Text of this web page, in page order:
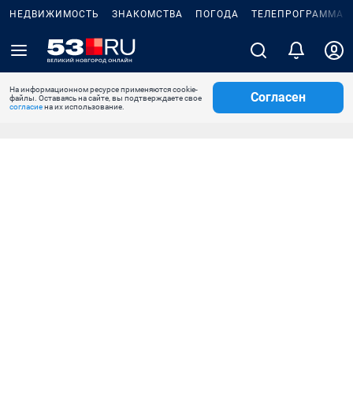
НЕДВИЖИМОСТЬ ЗНАКОМСТВА ПОГОДА ТЕЛЕПРОГРАММА
На информационном ресурсе применяются cookie-
файлы. Оставаясь на сайте, вы подтверждаете свое
согласиена их использование.
Согласен